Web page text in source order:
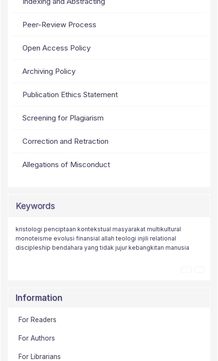
Peer-Review Process
Open Access Policy
Archiving Policy
Publication Ethics Statement
Screening for Plagiarism
Correction and Retraction
Allegations of Misconduct
Keywords
leadership principles
strategi penginjilan
kota efesus
alam
etika
kolose 1
integritas
young generation
spiritual maturity
implikasinya
financial freedom
kristologi penciptaan kontekstual masyarakat multikultural
monoteisme evolusi finansial allah teologi injili relational
discipleship bendahara yang tidak jujurkebangkitan manusia
Information
For Readers
For Authors
For Librarians